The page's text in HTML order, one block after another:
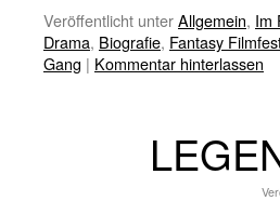
Veröffentlicht unterAllgemein, Im
Drama, Biografie, Fantasy
Gang | Kommentar hinterlassen